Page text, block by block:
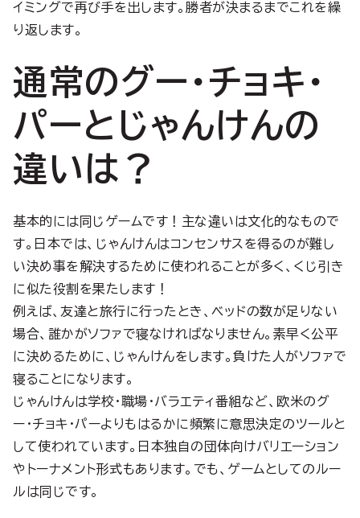
イミングで再び手を出します。勝者が決まるまでこれを繰
り返します。
通常のグー・チョキ・
パーとじゃんけんの
違いは？
基本的には同じゲームです！主な違いは文化的なもので
す。日本では、じゃんけんはコンセンサスを得るのが難し
い決め事を解決するために使われることが多く、くじ引き
に似た役割を果たします！
例えば、友達と旅行に行ったとき、ベッドの数が足りない
場合、誰かがソファで寝なければなりません。素早く公平
に決めるために、じゃんけんをします。負けた人がソファで
寝ることになります。
じゃんけんは学校・職場・バラエティ番組など、欧米のグ
ー・チョキ・パーよりもはるかに頻繁に意思決定のツールと
して使われています。日本独自の団体向けバリエーション
やトーナメント形式もあります。でも、ゲームとしてのルー
ルは同じです。